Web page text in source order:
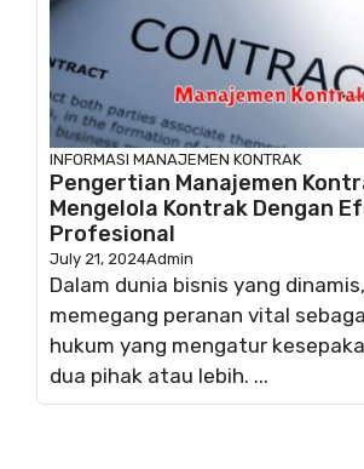
INFORMASI MANAJEMEN KONTRAK
Pengertian Manajemen
Mengelola Kontrak Dengan
Profesional
July 21, 2024Admin
Dalam dunia bisnis yang
memegang peranan vital
hukum yang mengatur
dua pihak atau lebih. ...